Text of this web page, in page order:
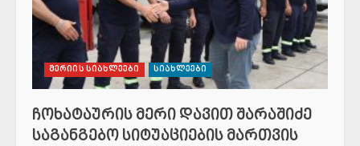
მერიის სიახლეები სიახლეები
ჩოხატაურის მერი დავით შარაშიძე
საგანგებო სიტუაციების მართვის